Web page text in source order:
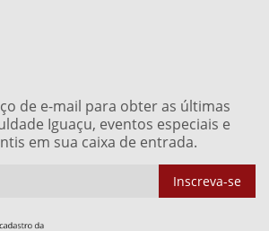
de e-mail para obter as últimas
Iguaçu, eventos especiais e
em sua caixa de entrada.
Inscreva-se